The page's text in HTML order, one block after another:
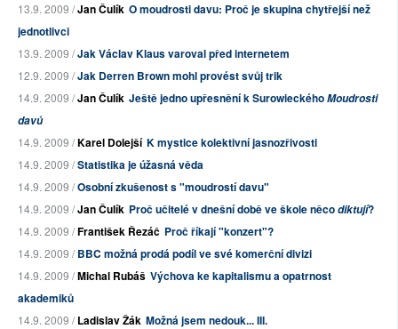
13.9. 2009 /Jan Čulík O moudrosti davu: Proč je skupina chytřejší než
jednotlivci
13.9. 2009 /Jak Václav Klaus varoval před internetem
12.9. 2009 /Jak Derren Brown mohl provést svůj trik
14.9. 2009 /Jan Čulík Ještě jedno upřesnění k SurowieckéhoMoudrosti
davů
14.9. 2009 /Karel Dolejší K mystice kolektivní jasnozřivosti
14.9. 2009 /Statistika je úžasná věda
14.9. 2009 /Osobní zkušenost s "moudrostí davu"
14.9. 2009 /Jan Čulík Proč učitelé v dnešní době ve škole něcodiktují?
14.9. 2009 /František Řezáč Proč říkají "konzert"?
14.9. 2009 /BBC možná prodá podíl ve své komerční divizi
14.9. 2009 /Michal Rubáš Výchova ke kapitalismu a opatrnost
akademiků
14.9. 2009 /Ladislav Žák Možná jsem nedouk... III.